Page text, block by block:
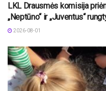
LKL Drausmės komisija
„Neptūno“ ir „Juventus“
2026-08-01